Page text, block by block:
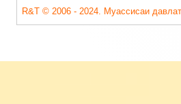
R&T © 2006 - 2024. Муассисаи